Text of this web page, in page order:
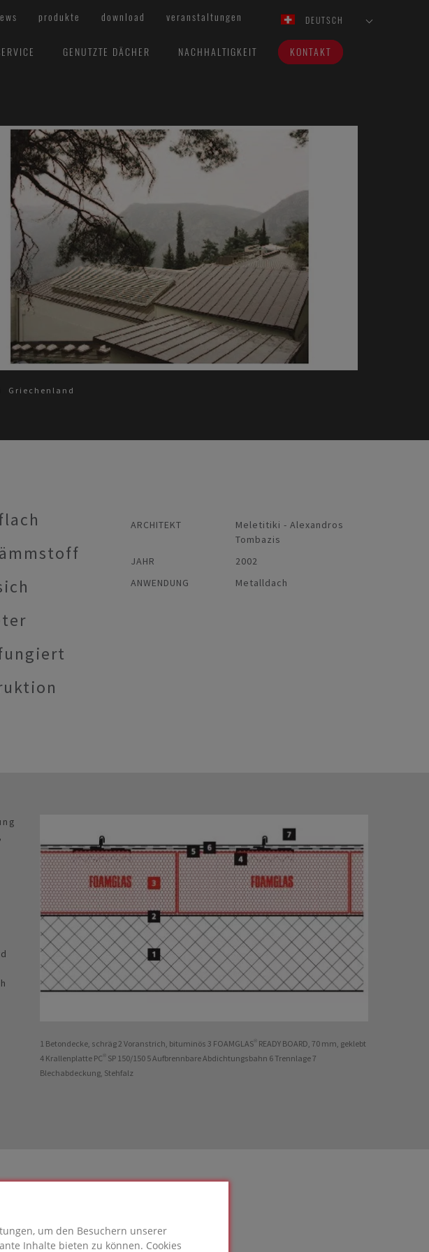
um den Besuchern unserer
Inhalte bieten zu können. Cookies
produkte download veranstaltungen DEUTSCH
GENUTZTE DÄCHER NACHHALTIGKEIT KONTAKT
Griechenland
ARCHITEKT
Meletitiki - Alexandros
Tombazis
JAHR
2002
ANWENDUNG
Metalldach
1 Betondecke, schräg 2 Voranstrich, bituminös 3 FOAMGLAS® READY BOARD, 70 mm, geklebt
4 Krallenplatte PC® SP 150/150 5 Aufbrennbare Abdichtungsbahn 6 Trennlage 7
Blechabdeckung, Stehfalz